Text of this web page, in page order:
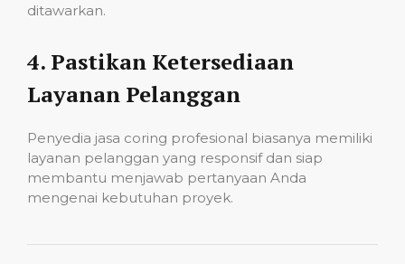
ditawarkan.
4. Pastikan Ketersediaan
Layanan Pelanggan
Penyedia jasa coring profesional biasanya memiliki
layanan pelanggan yang responsif dan siap
membantu menjawab pertanyaan Anda
mengenai kebutuhan proyek.